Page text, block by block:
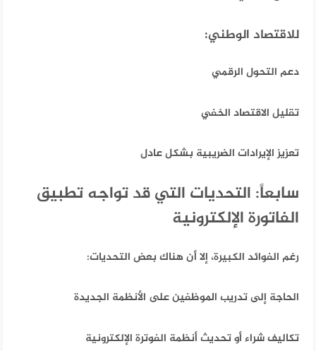
للاقتصاد الوطني:
دعم التحول الرقمي
تقليل الاقتصاد الخفي
تعزيز الإيرادات الضريبية بشكل عادل
سابعاً: التحديات التي قد تواجه تطبيق
الفاتورة الإلكترونية
رغم الفوائد الكبيرة، إلا أن هناك بعض التحديات:
الحاجة إلى تدريب الموظفين على الأنظمة الجديدة
تكاليف شراء أو تحديث أنظمة الفوترة الإلكترونية